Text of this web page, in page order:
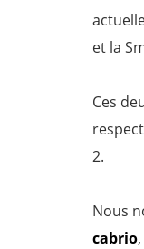
et la
Ces
2.
Nous
cabrio